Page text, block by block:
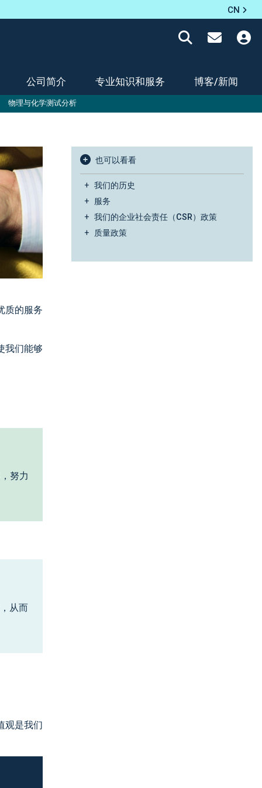
CN
公司简介 专业知识和服务 博客/新闻
物理与化学测试分析
质的服务
我们能够
努力
从而
观是我们
也可以看看
我们的历史
服务
我们的企业社会责任（CSR）政策
质量政策